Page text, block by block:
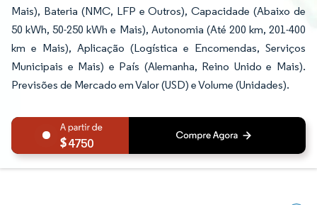
Mais), Bateria (NMC, LFP e Outros), Capacidade (Abaixo de
50 kWh, 50-250 kWh e Mais), Autonomia (Até 200 km, 201-400
km e Mais), Aplicação (Logística e Encomendas, Serviços
Municipais e Mais) e País (Alemanha, Reino Unido e Mais).
Previsões de Mercado em Valor (USD) e Volume (Unidades).
4750